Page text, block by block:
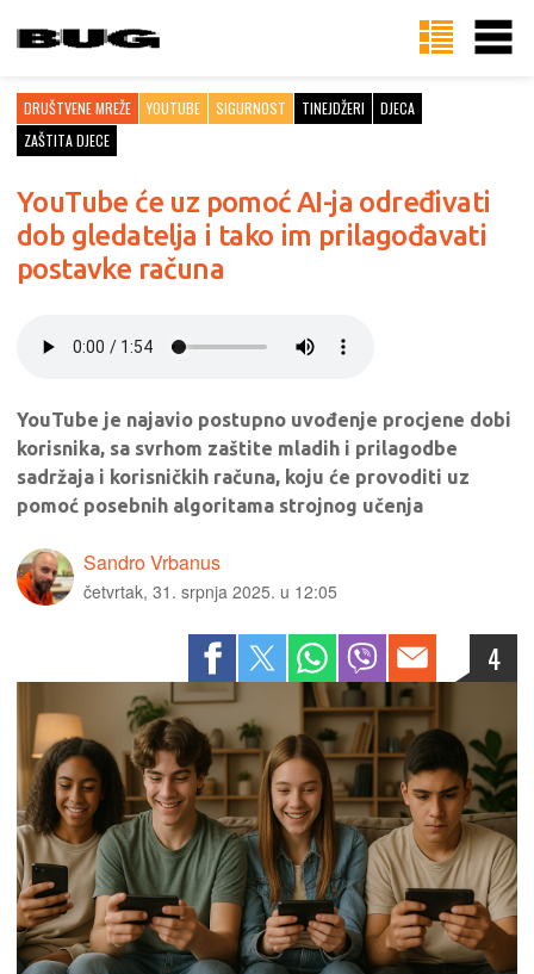
DRUŠTVENE MREŽE YOUTUBE SIGURNOST TINEJDŽERI
DJECA
ZAŠTITA DJECE
YouTube će uz pomoć AI-ja određivati
dob gledatelja i tako im prilagođavati
postavke računa
YouTube je najavio postupno uvođenje procjene dobi
korisnika, sa svrhom zaštite mladih i prilagodbe
sadržaja i korisničkih računa, koju će provoditi uz
pomoć posebnih algoritama strojnog učenja
Sandro Vrbanus
četvrtak, 31. srpnja 2025. u 12:05
4